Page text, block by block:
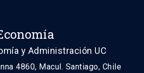
y Administración UC
4860, Macul. Santiago, Chile